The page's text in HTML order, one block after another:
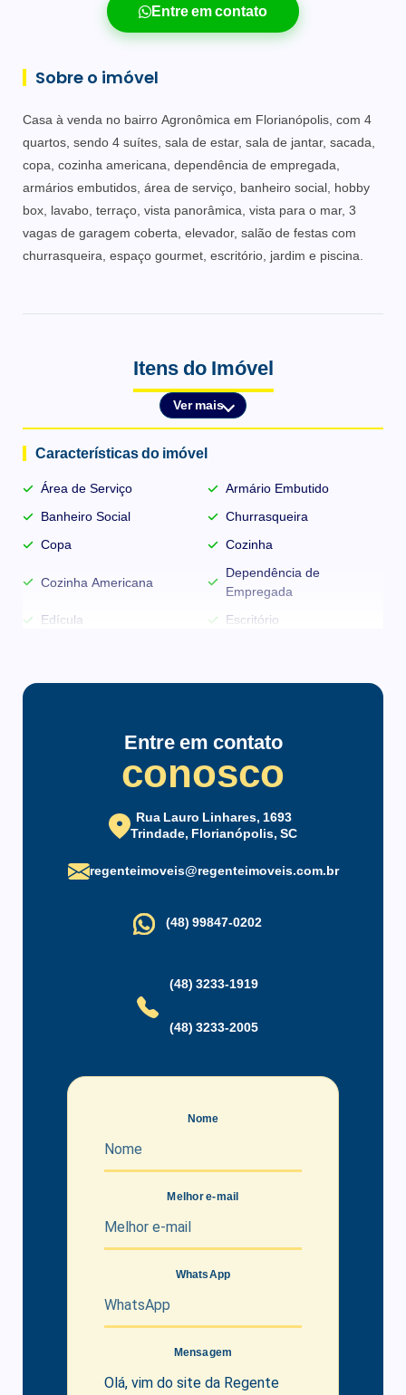
Entre em contato
Sobre o imóvel
Casa à venda no bairro Agronômica em Florianópolis, com 4
quartos, sendo 4 suítes, sala de estar, sala de jantar, sacada,
copa, cozinha americana, dependência de empregada,
armários embutidos, área de serviço, banheiro social, hobby
box, lavabo, terraço, vista panorâmica, vista para o mar, 3
vagas de garagem coberta, elevador, salão de festas com
churrasqueira, espaço gourmet, escritório, jardim e piscina.
Itens do Imóvel
Ver mais
Características do imóvel
Área de Serviço
Armário Embutido
Banheiro Social
Churrasqueira
Copa
Cozinha
Cozinha Americana
Dependência de
Empregada
Edícula
Escritório
Espaço Gourmet
Salão de Festas
Entre em contato
conosco
Rua Lauro Linhares, 1693
Trindade, Florianópolis, SC
regenteimoveis@regenteimoveis.com.br
(48) 99847-0202
(48) 3233-1919
(48) 3233-2005
Nome
Melhor e-mail
WhatsApp
Mensagem